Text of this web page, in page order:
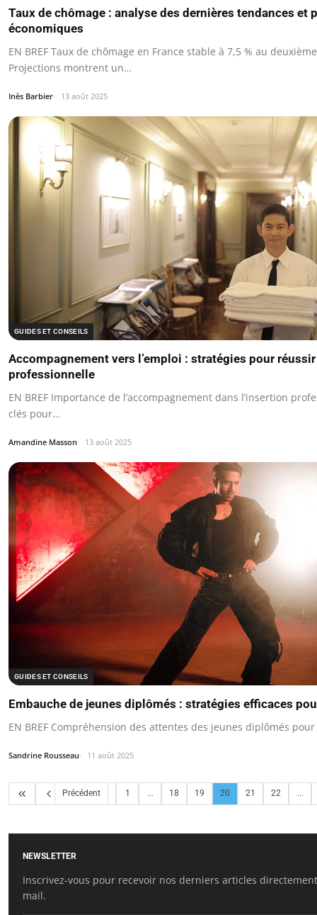
Taux de chômage : analyse des dernières tendances et
économiques
EN BREF Taux de chômage en France stable à 7,5 % au
Projections montrent un…
Inès Barbier 13 août 2025
GUIDES ET CONSEILS
Accompagnement vers l’emploi : stratégies pour
professionnelle
EN BREF Importance de l’accompagnement dans l’insertion
clés pour…
Amandine Masson 13 août 2025
GUIDES ET CONSEILS
Embauche de jeunes diplômés : stratégies efficaces
EN BREF Compréhension des attentes des jeunes diplômés
Sandrine Rousseau 11 août 2025
Précédent 1 ... 18 19 20 21 22 ...
NEWSLETTER
Inscrivez-vous pour recevoir nos derniers articles
mail.